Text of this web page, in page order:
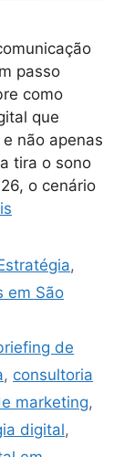
passo
como
que
não apenas
tira o sono
o cenário
,
em São
de
, consultoria
marketing,
digital,